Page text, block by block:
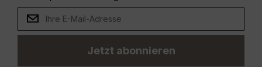
Jetzt abonnieren